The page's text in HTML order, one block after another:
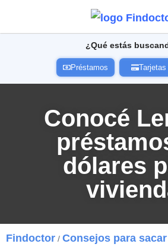
¿Qué estás
Préstamos Tarjetas
Conocé
dólares
Findoctor / Consejos para